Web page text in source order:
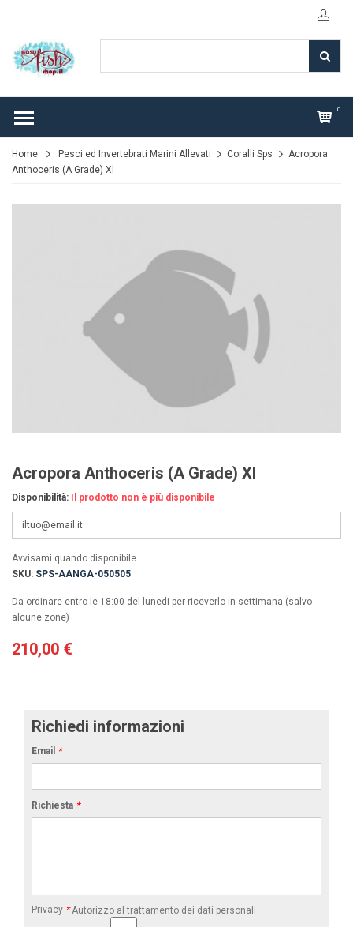
0
Home Pesci ed Invertebrati Marini Allevati Coralli Sps
Acropora
Anthoceris (A Grade) Xl
Acropora Anthoceris (A Grade) Xl
Disponibilità: Il prodotto non è più disponibile
Avvisami quando disponibile
SKU: SPS-AANGA-050505
Da ordinare entro le 18:00 del lunedi per riceverlo in settimana (salvo
alcune zone)
210,00 €
Richiedi informazioni
Email *
Richiesta *
Privacy * Autorizzo al trattamento dei dati personali